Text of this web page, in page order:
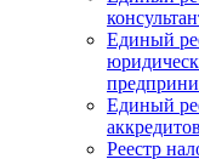
Единый
Единый
Реестр